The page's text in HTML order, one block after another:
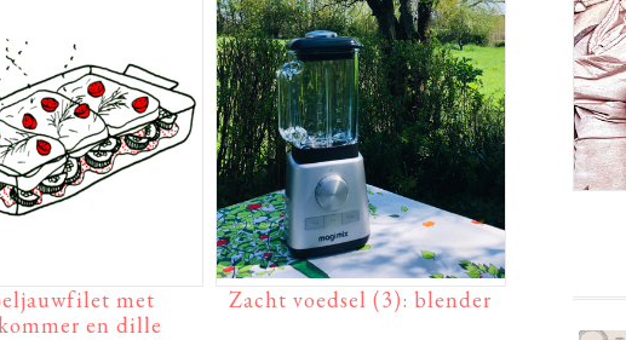
met
en dille
Zacht voedsel (3): blender